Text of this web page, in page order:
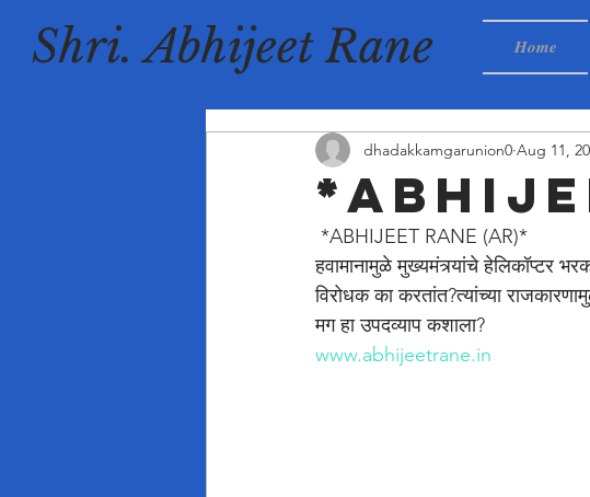
Shri. Abhijeet Rane Home
dhadakkamgarunion0 Aug 11,
*ABHIJEET RANE (AR)*
हवामानामुळे मुख्यमंत्र्यांचे हेलिकॉप्टर
विरोधक का करतांत?त्यांच्या
मग हा उपदव्याप कशाला?
www.abhijeetrane.in